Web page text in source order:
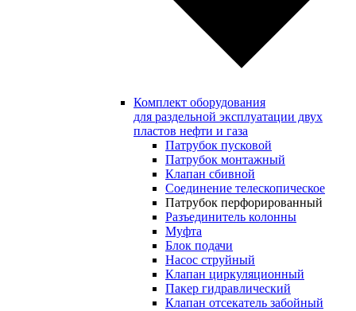
Комплект оборудования
для раздельной эксплуатации двух
пластов нефти и газа
Патрубок пусковой
Патрубок монтажный
Клапан сбивной
Соединение телескопическое
Патрубок перфорированный
Разъединитель колонны
Муфта
Блок подачи
Насос струйный
Клапан циркуляционный
Пакер гидравлический
Клапан отсекатель забойный